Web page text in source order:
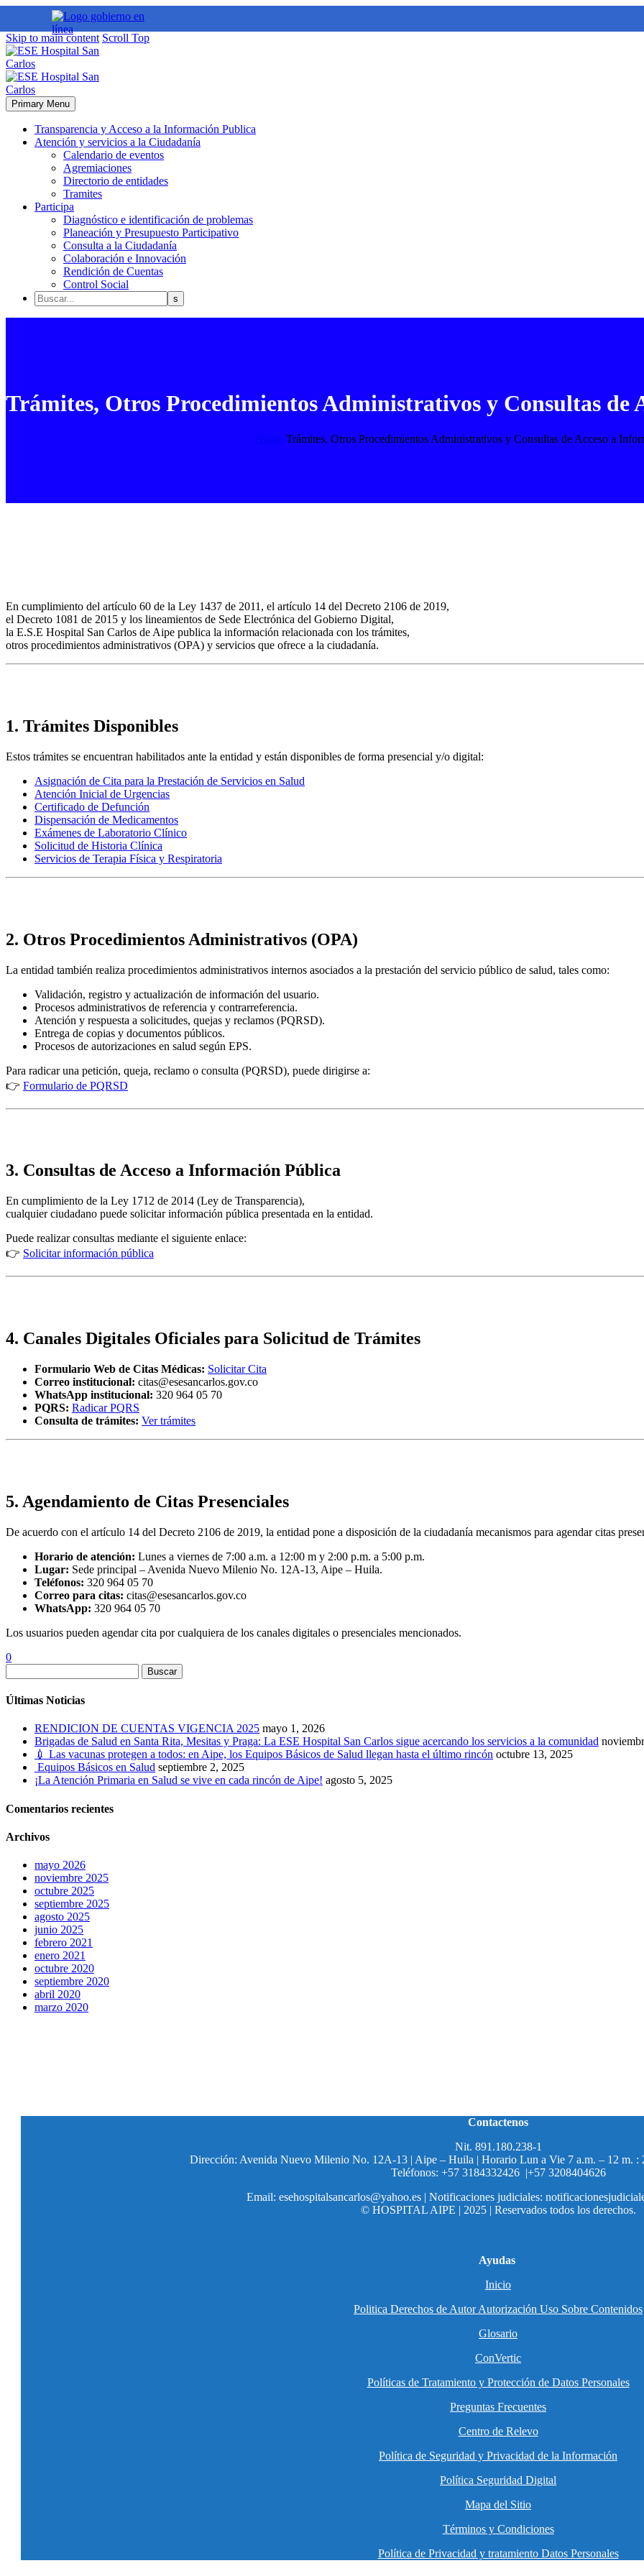
Skip to main content Scroll Top
Primary Menu
Transparencia y Acceso a la Información Publica
Atención y servicios a la Ciudadanía
Calendario de eventos
Agremiaciones
Directorio de entidades
Tramites
Participa
Diagnóstico e identificación de problemas
Planeación y Presupuesto Participativo
Consulta a la Ciudadanía
Colaboración e Innovación
Rendición de Cuentas
Control Social
Trámites, Otros Procedimientos Administrativos y Consultas de
Trámites, Otros Procedimientos Administrativos y Consultas de Acceso a
En cumplimiento del artículo 60 de la Ley 1437 de 2011, el artículo 14 del Decreto 2106 de 2019,
el Decreto 1081 de 2015 y los lineamientos de Sede Electrónica del Gobierno Digital,
la E.S.E Hospital San Carlos de Aipe publica la información relacionada con los trámites,
otros procedimientos administrativos (OPA) y servicios que ofrece a la ciudadanía.
1. Trámites Disponibles
Estos trámites se encuentran habilitados ante la entidad y están disponibles de forma presencial y/o digital:
Asignación de Cita para la Prestación de Servicios en Salud
Atención Inicial de Urgencias
Certificado de Defunción
Dispensación de Medicamentos
Exámenes de Laboratorio Clínico
Solicitud de Historia Clínica
Servicios de Terapia Física y Respiratoria
2. Otros Procedimientos Administrativos (OPA)
La entidad también realiza procedimientos administrativos internos asociados a la prestación del servicio público de salud, tales como:
Validación, registro y actualización de información del usuario.
Procesos administrativos de referencia y contrarreferencia.
Atención y respuesta a solicitudes, quejas y reclamos (PQRSD).
Entrega de copias y documentos públicos.
Procesos de autorizaciones en salud según EPS.
Para radicar una petición, queja, reclamo o consulta (PQRSD), puede dirigirse a:
👉 Formulario de PQRSD
3. Consultas de Acceso a Información Pública
En cumplimiento de la Ley 1712 de 2014 (Ley de Transparencia),
cualquier ciudadano puede solicitar información pública presentada en la entidad.
Puede realizar consultas mediante el siguiente enlace:
👉 Solicitar información pública
4. Canales Digitales Oficiales para Solicitud de Trámites
Formulario Web de Citas Médicas: Solicitar Cita
Correo institucional: citas@esesancarlos.gov.co
WhatsApp institucional: 320 964 05 70
PQRS: Radicar PQRS
Consulta de trámites: Ver trámites
5. Agendamiento de Citas Presenciales
De acuerdo con el artículo 14 del Decreto 2106 de 2019, la entidad pone a disposición de la ciudadanía mecanismos para agendar citas
Horario de atención: Lunes a viernes de 7:00 a.m. a 12:00 m y 2:00 p.m. a 5:00 p.m.
Lugar: Sede principal – Avenida Nuevo Milenio No. 12A-13, Aipe – Huila.
Teléfonos: 320 964 05 70
Correo para citas: citas@esesancarlos.gov.co
WhatsApp: 320 964 05 70
Los usuarios pueden agendar cita por cualquiera de los canales digitales o presenciales mencionados.
0
Buscar
Últimas Noticias
RENDICION DE CUENTAS VIGENCIA 2025 mayo 1, 2026
Brigadas de Salud en Santa Rita, Mesitas y Praga: La ESE Hospital San Carlos sigue acercando los servicios a la comunidad
💉 Las vacunas protegen a todos: en Aipe, los Equipos Básicos de Salud llegan hasta el último rincón octubre 13, 2025
Equipos Básicos en Salud septiembre 2, 2025
¡La Atención Primaria en Salud se vive en cada rincón de Aipe! agosto 5, 2025
Comentarios recientes
Archivos
mayo 2026
noviembre 2025
octubre 2025
septiembre 2025
agosto 2025
junio 2025
febrero 2021
enero 2021
octubre 2020
septiembre 2020
abril 2020
marzo 2020
Contactenos
Nit. 891.180.238-1
Dirección: Avenida Nuevo Milenio No. 12A-13 | Aipe – Huila | Horario Lun a Vie 7 a.m. – 12 m. :
Teléfonos: +57 3184332426 |+57 3208404626
Email: esehospitalsancarlos@yahoo.es | Notificaciones judiciales:
© HOSPITAL AIPE | 2025 | Reservados todos los derechos.
Ayudas
Inicio
Politica Derechos de Autor Autorización Uso Sobre Contenidos
Glosario
ConVertic
Políticas de Tratamiento y Protección de Datos Personales
Preguntas Frecuentes
Centro de Relevo
Política de Seguridad y Privacidad de la Información
Política Seguridad Digital
Mapa del Sitio
Términos y Condiciones
Política de Privacidad y tratamiento Datos Personales